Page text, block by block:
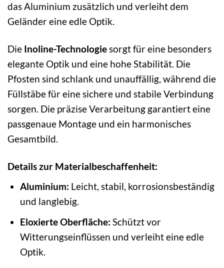
das Aluminium zusätzlich und verleiht dem
Geländer eine edle Optik.
Die Inoline-Technologiesorgt für eine besonders
elegante Optik und eine hohe Stabilität. Die
Pfosten sind schlank und unauffällig, während die
Füllstäbe für eine sichere und stabile Verbindung
sorgen. Die präzise Verarbeitung garantiert eine
passgenaue Montage und ein harmonisches
Gesamtbild.
Details zur Materialbeschaffenheit:
Aluminium: Leicht, stabil, korrosionsbeständig
und langlebig.
Eloxierte Oberfläche: Schützt vor
Witterungseinflüssen und verleiht eine edle
Optik.